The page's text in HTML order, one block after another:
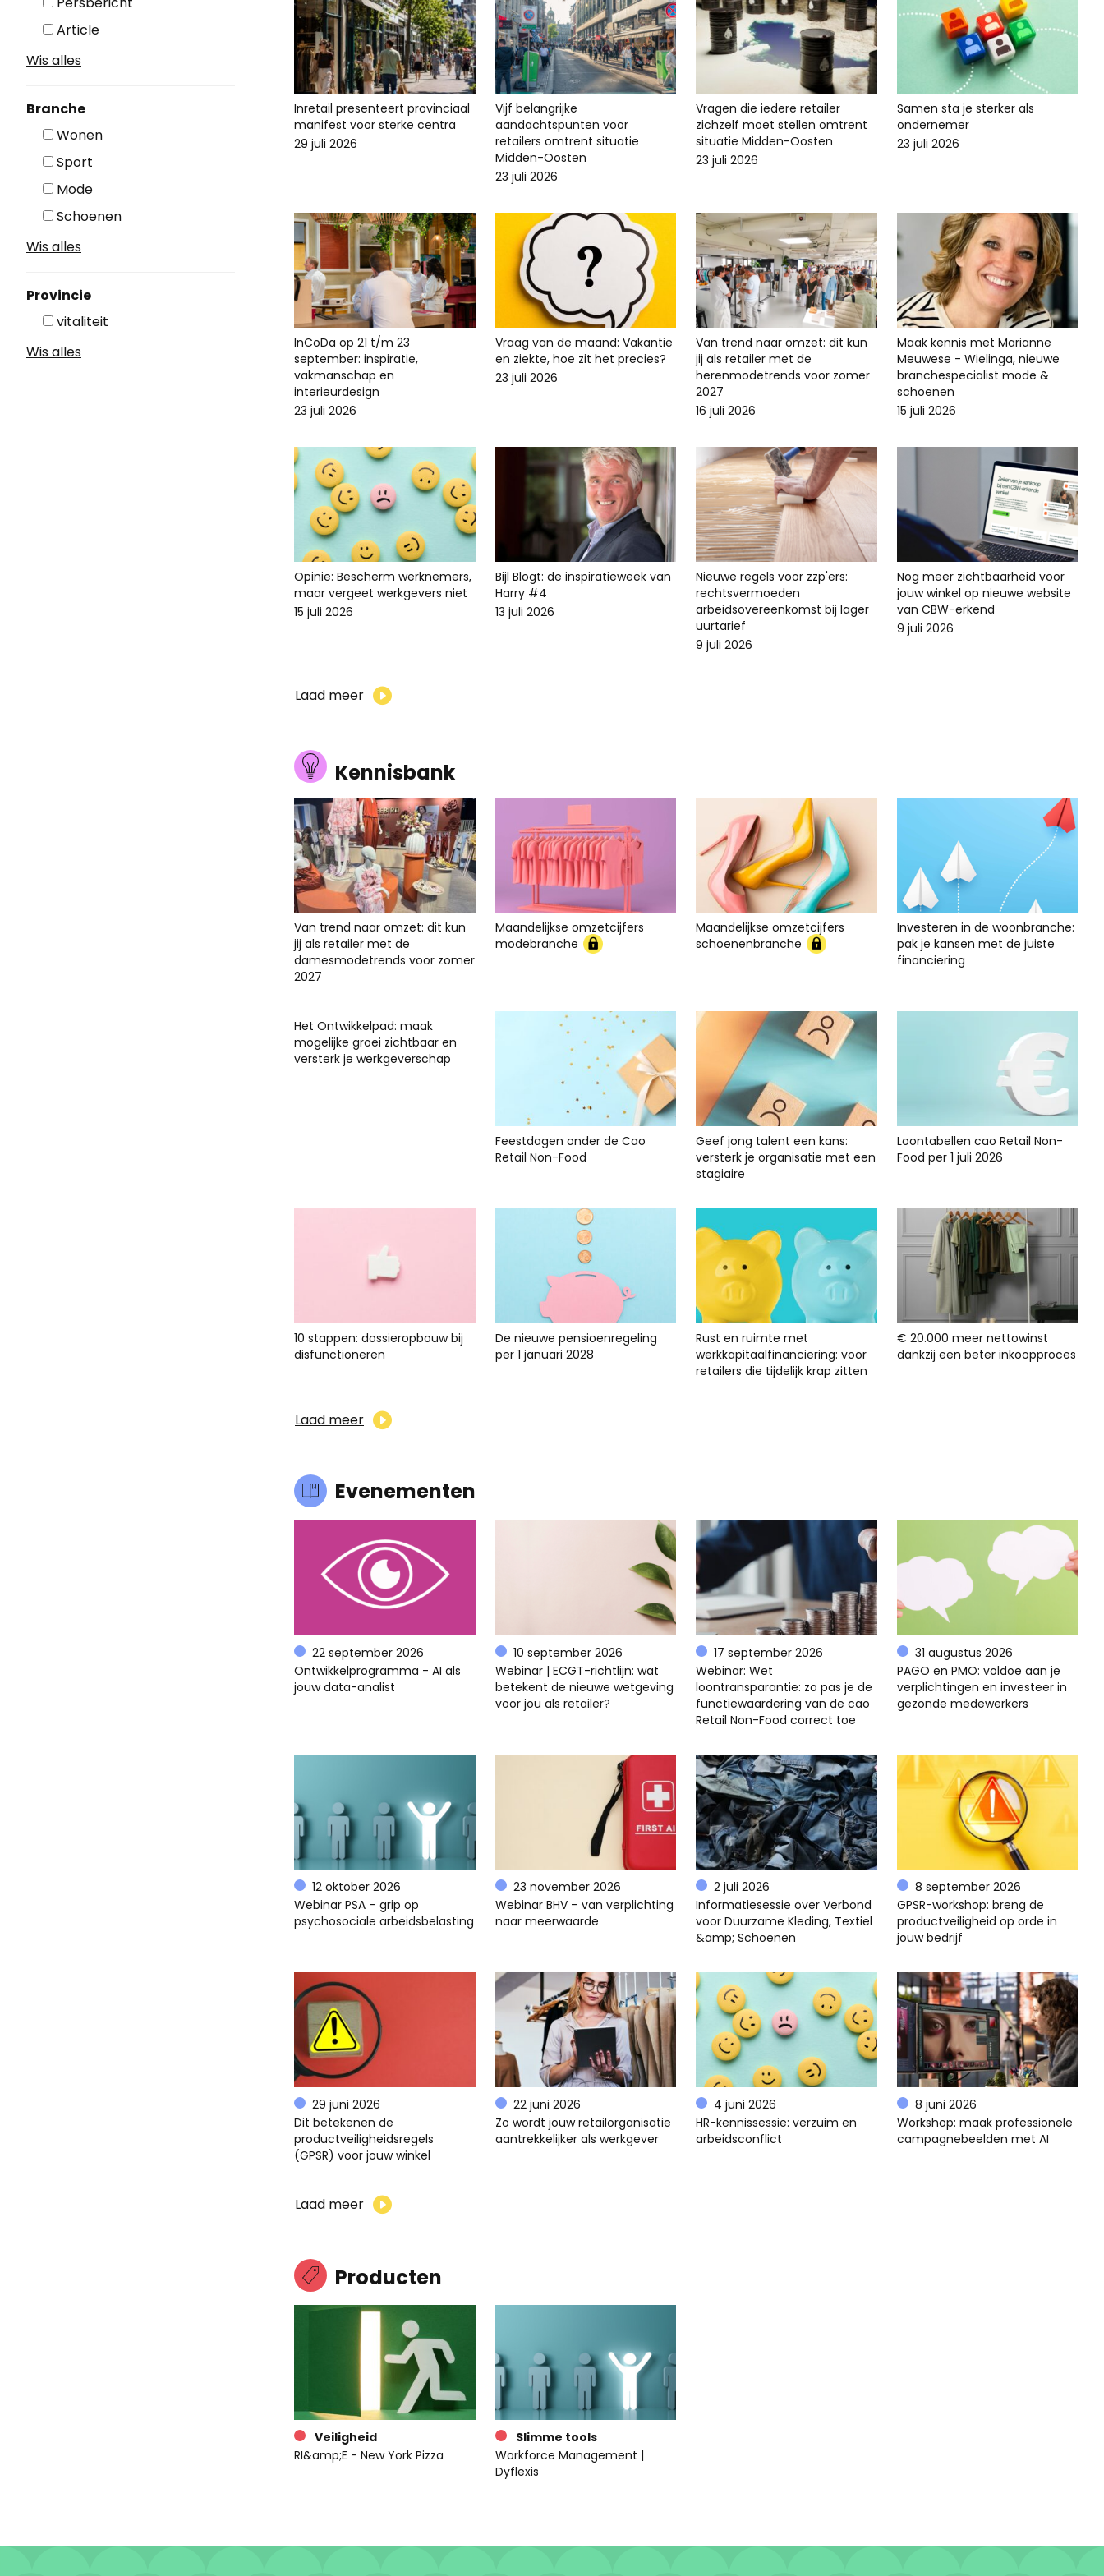
Article
Wis alles
Branche
Wonen
Sport
Mode
Schoenen
Wis alles
Provincie
vitaliteit
Wis alles
Inretail presenteert provinciaal
manifest voor sterke centra
29 juli 2026
Vijf belangrijke
aandachtspunten voor
retailers omtrent situatie
Midden-Oosten
23 juli 2026
Vragen die iedere retailer
zichzelf moet stellen omtrent
situatie Midden-Oosten
23 juli 2026
Samen sta je sterker als
ondernemer
23 juli 2026
InCoDa op 21 t/m 23
september: inspiratie,
vakmanschap en
interieurdesign
23 juli 2026
Vraag van de maand: Vakantie
en ziekte, hoe zit het precies?
23 juli 2026
Van trend naar omzet: dit kun
jij als retailer met de
herenmodetrends voor zomer
2027
16 juli 2026
Maak kennis met Marianne
Meuwese - Wielinga, nieuwe
branchespecialist mode &
schoenen
15 juli 2026
Opinie: Bescherm werknemers,
maar vergeet werkgevers niet
15 juli 2026
Bijl Blogt: de inspiratieweek van
Harry #4
13 juli 2026
Nieuwe regels voor zzp'ers:
rechtsvermoeden
arbeidsovereenkomst bij lager
uurtarief
9 juli 2026
Nog meer zichtbaarheid voor
jouw winkel op nieuwe website
van CBW-erkend
9 juli 2026
Laad meer
Kennisbank
Van trend naar omzet: dit kun
jij als retailer met de
damesmodetrends voor zomer
2027
Maandelijkse omzetcijfers
modebranche
Maandelijkse omzetcijfers
schoenenbranche
Investeren in de woonbranche:
pak je kansen met de juiste
financiering
Het Ontwikkelpad: maak
mogelijke groei zichtbaar en
versterk je werkgeverschap
Feestdagen onder de Cao
Retail Non-Food
Geef jong talent een kans:
versterk je organisatie met een
stagiaire
Loontabellen cao Retail Non-
Food per 1 juli 2026
10 stappen: dossieropbouw bij
disfunctioneren
De nieuwe pensioenregeling
per 1 januari 2028
Rust en ruimte met
werkkapitaalfinanciering: voor
retailers die tijdelijk krap zitten
€ 20.000 meer nettowinst
dankzij een beter inkoopproces
Laad meer
Evenementen
22 september 2026
Ontwikkelprogramma - AI als
jouw data-analist
10 september 2026
Webinar | ECGT-richtlijn: wat
betekent de nieuwe wetgeving
voor jou als retailer?
17 september 2026
Webinar: Wet
loontransparantie: zo pas je de
functiewaardering van de cao
Retail Non-Food correct toe
31 augustus 2026
PAGO en PMO: voldoe aan je
verplichtingen en investeer in
gezonde medewerkers
12 oktober 2026
Webinar PSA – grip op
psychosociale arbeidsbelasting
23 november 2026
Webinar BHV – van verplichting
naar meerwaarde
2 juli 2026
Informatiesessie over Verbond
voor Duurzame Kleding, Textiel
&amp; Schoenen
8 september 2026
GPSR-workshop: breng de
productveiligheid op orde in
jouw bedrijf
29 juni 2026
Dit betekenen de
productveiligheidsregels
(GPSR) voor jouw winkel
22 juni 2026
Zo wordt jouw retailorganisatie
aantrekkelijker als werkgever
4 juni 2026
HR-kennissessie: verzuim en
arbeidsconflict
8 juni 2026
Workshop: maak professionele
campagnebeelden met AI
Laad meer
Producten
Veiligheid
RI&amp;E - New York Pizza
Slimme tools
Workforce Management |
Dyflexis